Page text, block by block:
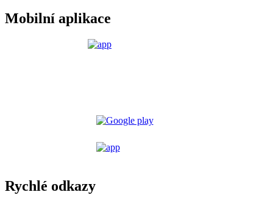
Mobilní aplikace
Rychlé odkazy